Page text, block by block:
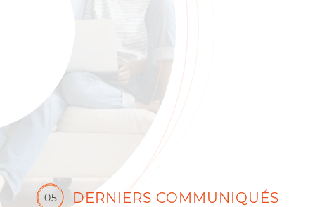
05 DERNIERS COMMUNIQUÉS